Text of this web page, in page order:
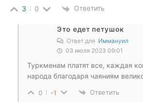
3 0 Ответить
Это едет петушок
Ответ для Иммануил
03 июля 2023 09:01
Туркменам платят все, каждая
народа благодаря чаяниям
0 -1 Ответить